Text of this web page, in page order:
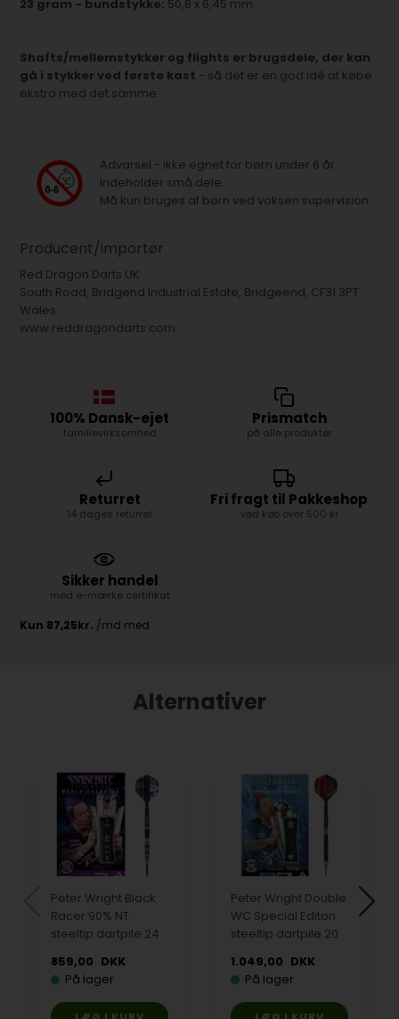
23 gram - bundstykke: 50,8 x 6,45 mm
Shafts/mellemstykker og flights er brugsdele, der kan
gå i stykker ved første kast - så det er en god idé at købe
ekstra med det samme.
Advarsel - ikke egnet for børn under 6 år.
Indeholder små dele.
Må kun bruges af børn ved voksen supervision.
Producent/importør
Red Dragon Darts UK
South Road, Bridgend Industrial Estate, Bridgeend, CF31 3PT
Wales
www.reddragondarts.com
100% Dansk-ejet
familievirksomhed
Prismatch
på alle produkter
Returret
14 dages returret
Fri fragt til Pakkeshop
ved køb over 500 kr
Sikker handel
med e-mærke certifikat
Alternativer
Peter Wright Black
Racer 90% NT
steeltip dartpile 24
859,00 DKK
På lager
Peter Wright Double
WC Special Editon
steeltip dartpile 20
1.049,00 DKK
På lager